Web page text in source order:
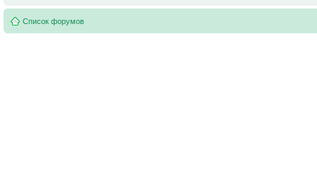
Список форумов